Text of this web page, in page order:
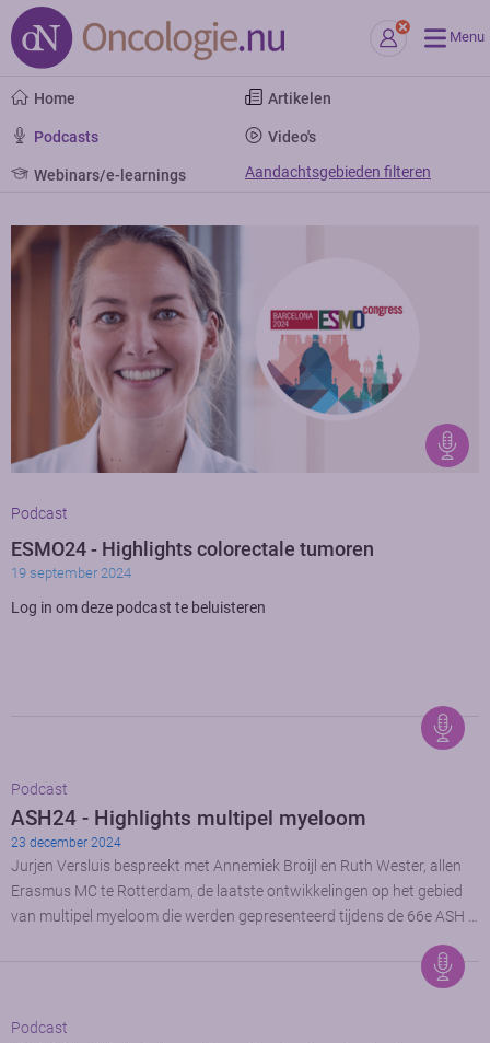
Menu
Home Artikelen
Podcasts Video's
Webinars/e-learnings Aandachtsgebieden filteren
Podcast
ESMO24 - Highlights colorectale tumoren
19 september 2024
Log in om deze podcast te beluisteren
Podcast
ASH24 - Highlights multipel myeloom
23 december 2024
Jurjen Versluis bespreekt met Annemiek Broijl en Ruth Wester, allen
Erasmus MC te Rotterdam, de laatste ontwikkelingen op het gebied
van multipel myeloom die werden gepresenteerd tijdens de 66e ASH …
Podcast